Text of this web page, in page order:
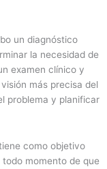
un diagnóstico
la necesidad de
examen clínico y
más precisa del
problema y planificar
como objetivo
momento de que